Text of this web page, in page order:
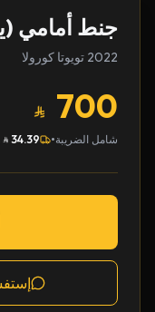
جنط أمامي
2022 تويوتا كورولا
700
شامل الضريبة•
34.39